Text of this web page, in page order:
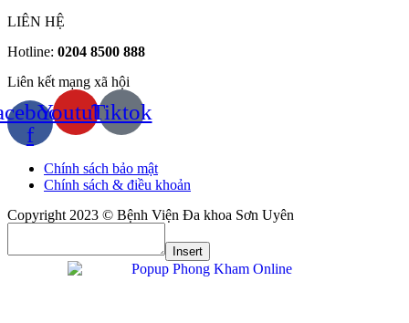
LIÊN HỆ
Hotline: 0204 8500 888
Liên kết mạng xã hội
f
YoutubeTiktok
Chính sách bảo mật
Chính sách & điều khoản
Copyright 2023 © Bệnh Viện Đa khoa Sơn Uyên
Insert